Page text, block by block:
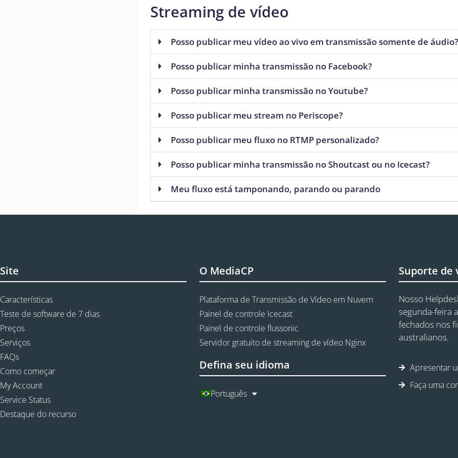
Streaming de vídeo
Posso publicar meu vídeo ao vivo em transmissão somente de áudio?
Posso publicar minha transmissão no Facebook?
Posso publicar minha transmissão no Youtube?
Posso publicar meu stream no Periscope?
Posso publicar meu fluxo no RTMP personalizado?
Posso publicar minha transmissão no Shoutcast ou no Icecast?
Meu fluxo está tamponando, parando ou parando
Site
Características
Teste de software de 7 dias
Preços
Serviços
FAQs
Como começar
My Account
Service Status
Destaque do recurso
O MediaCP
Plataforma de Transmissão de Vídeo em Nuvem
Painel de controle Icecast
Painel de controle flussonic
Servidor gratuito de streaming de vídeo Nginx
Defina seu idioma
Português
Suporte de
Nosso
segunda-feira
fechados nos
australianos.
Apresentar
Faça uma